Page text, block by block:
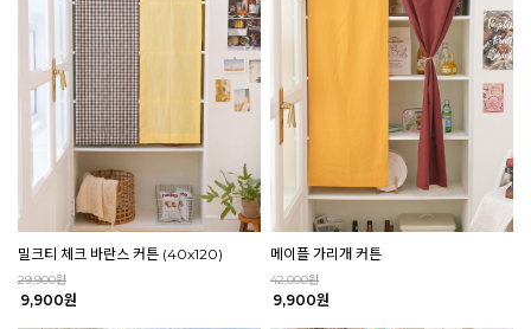
밀크티 체크 바란스 커튼 (40x120)
29,900원
9,900원
메이플 가리개 커튼
42,000원
9,900원